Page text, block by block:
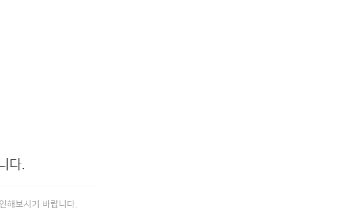
다.
해보시기 바랍니다.